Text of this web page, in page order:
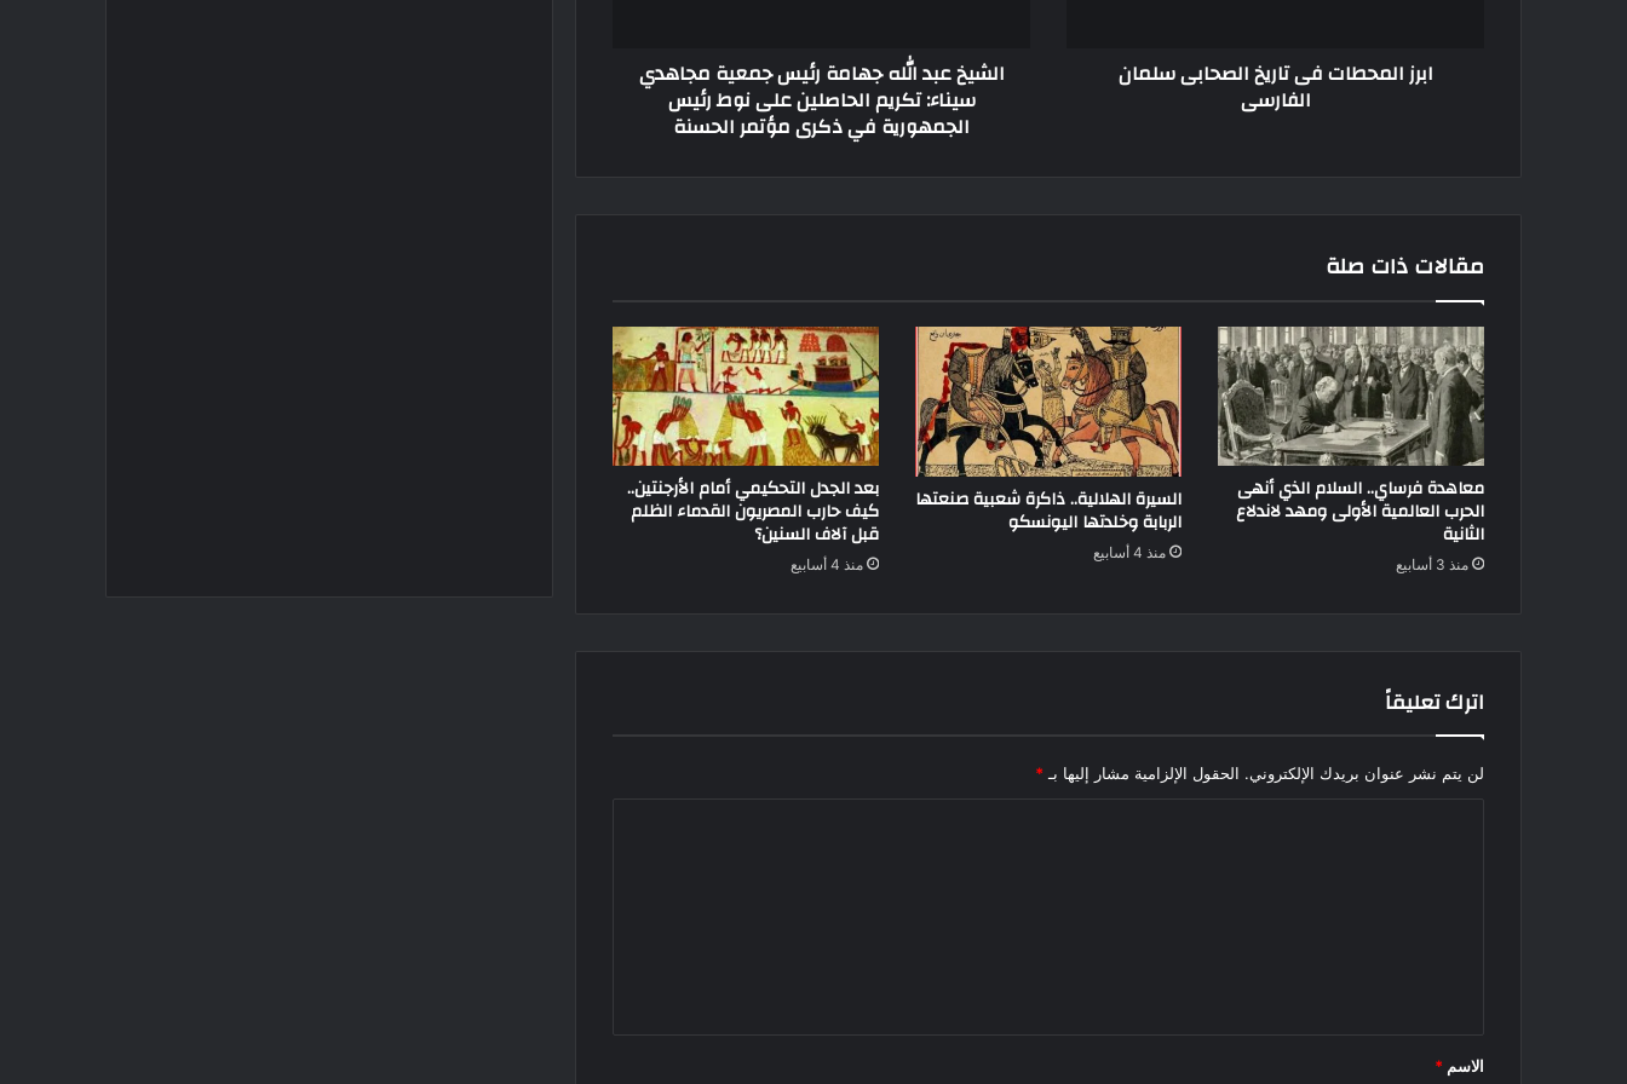
ابرز المحطات فى تاريخ الصحابى سلمان
الفارسى
الشيخ عبد الله جهامة رئيس جمعية مجاهدي
سيناء: تكريم الحاصلين على نوط رئيس
الجمهورية في ذكرى مؤتمر الحسنة
مقالات ذات صلة
معاهدة فرساي.. السلام الذي أنهى
الحرب العالمية الأولى ومهد لاندلاع
الثانية
منذ 3 أسابيع
السيرة الهلالية.. ذاكرة شعبية صنعتها
الربابة وخلدتها اليونسكو
منذ 4 أسابيع
بعد الجدل التحكيمي أمام الأرجنتين..
كيف حارب المصريون القدماء الظلم
قبل آلاف السنين؟
منذ 4 أسابيع
اترك تعليقاً
لن يتم نشر عنوان بريدك الإلكتروني. الحقول الإلزامية مشار إليها بـ *
*
الاسم *